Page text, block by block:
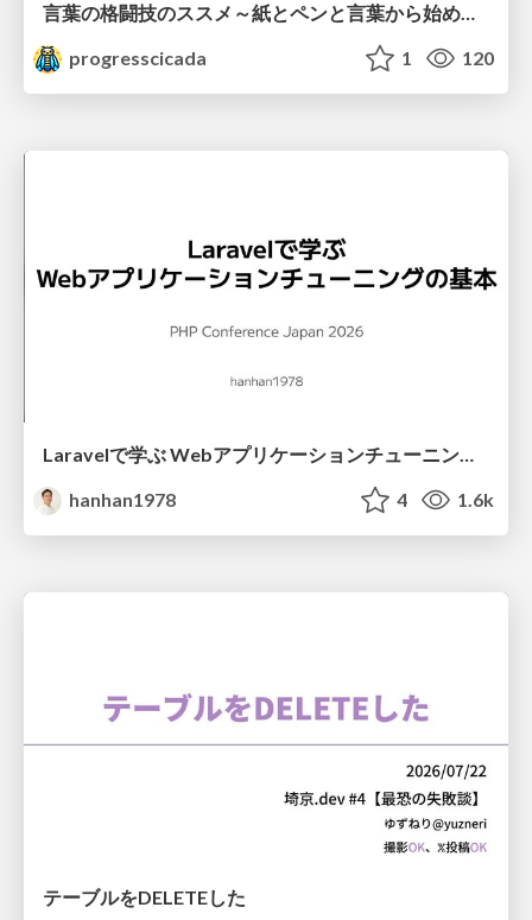
言葉の格闘技のススメ～紙とペンと言葉から始める、キャリアの描き方～
progresscicada
1 120
Laravelで学ぶ Webアプリケーションチューニング入門/web_application_tuning_101
hanhan1978
4 1.6k
テーブルをDELETEした